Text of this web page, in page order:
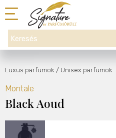
Luxus parfümök / Unisex parfümök
Montale
Black Aoud